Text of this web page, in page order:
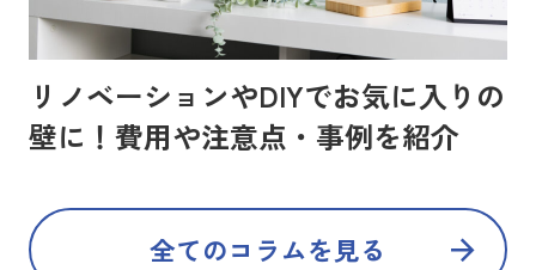
リノベーションやDIYでお気に入りの
壁に！費用や注意点・事例を紹介
全てのコラムを見る